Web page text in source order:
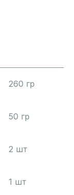
260 гр
50 гр
2 шт
1 шт